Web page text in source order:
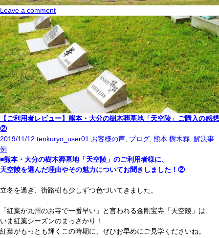
Leave a comment
【ご利用者レビュー】熊本・大分の樹木葬墓地「天空陵」ご購入の感想
②
2019/11/12 tenkuryo_user01 お客様の声, ブログ, 熊本.樹木葬, 解決事
例
■熊本・大分の樹木葬墓地「天空陵」のご利用者様に、
天空陵を選んだ理由やその魅力についてお聞きしました！②
立冬を過ぎ、街路樹も少しずつ色づいてきました。
「紅葉が九州のお寺で一番早い」と言われる金剛宝寺「天空陵」は、
いま紅葉シーズンのまっさかり！
紅葉がもっとも輝くこの時期に、ぜひお早めにご見学くださいね。